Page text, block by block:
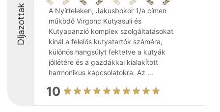
Díjazottak
A Nyírteleken, Jakusbokor 1/a címen
működő Virgonc Kutyasuli és
Kutyapanzió komplex szolgáltatásokat
kínál a felelős kutyatartók számára,
különös hangsúlyt fektetve a kutyák
jóllétére és a gazdákkal kialakított
harmonikus kapcsolatokra. Az ...
10